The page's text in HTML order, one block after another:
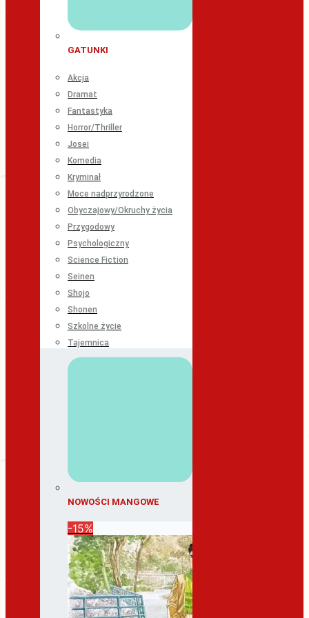
GATUNKI
Akcja
Dramat
Fantastyka
Horror/Thriller
Josei
Komedia
Kryminał
Moce nadprzyrodzone
Obyczajowy/Okruchy życia
Przygodowy
Psychologiczny
Science Fiction
Seinen
Shojo
Shonen
Szkolne życie
Tajemnica
NOWOŚCI MANGOWE
-15%